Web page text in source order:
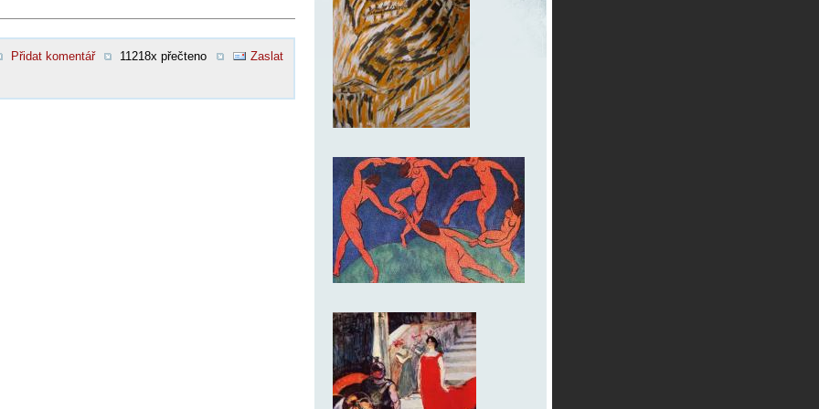
Přidat komentář 11218x přečteno
Zaslat